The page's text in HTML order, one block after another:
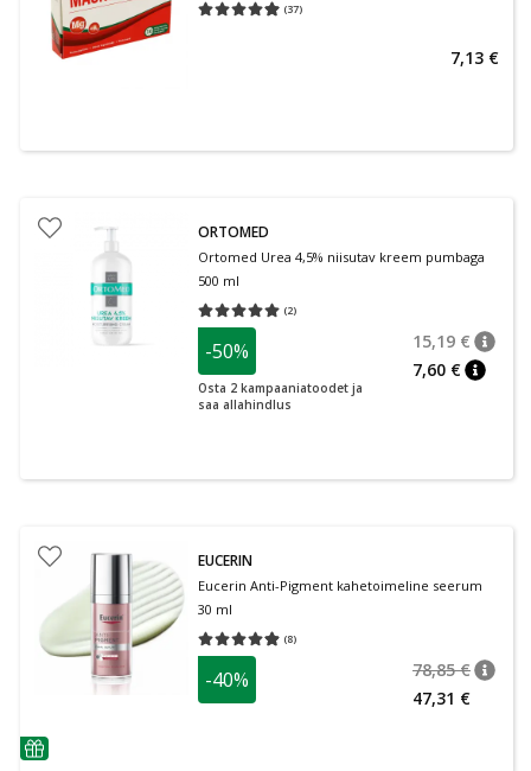
(37)
Keskmine hinnang 4.97
7,13 €
ORTOMED
Ortomed Urea 4,5% niisutav kreem pumbaga
500 ml
(2)
Keskmine hinnang 5.00
-50%
Osta 2 kampaaniatoodet ja
saa allahindlus
15,19 €
7,60 €
nõuanne
EUCERIN
Eucerin Anti-Pigment kahetoimeline seerum
30 ml
(8)
Keskmine hinnang 4.88
-40% 78,85 €
47,31 €